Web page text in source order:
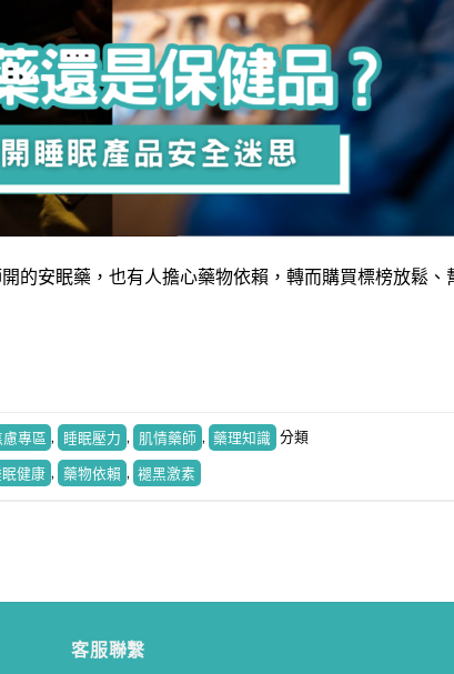
的安眠藥，也有人擔心藥物依賴，轉而購買標榜放鬆、
慮專區 , 睡眠壓力 , 肌情藥師 , 藥理知識 分類
健康 , 藥物依賴 , 褪黑激素
客服聯繫